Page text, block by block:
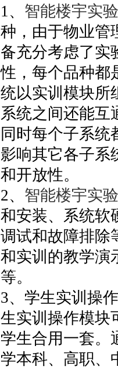
1、 智能楼宇实
种，由于物业管
备充分考虑了实
性，每个品种都
统以实训模块所
系统之间还能互
同时每个子系统
影响其它各子系
和开放性。
2、 智能楼宇实
和安装、系统软
调试和故障排除
和实训的教学演
等。
3、学生实训操
生实训操作模块
学生合用一套。
学本科、高职、